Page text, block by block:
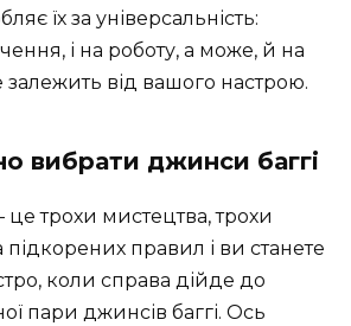
їх за універсальність:
і на роботу, а може, й на
залежить від вашого настрою.
вибрати джинси баггі
це трохи мистецтва, трохи
підкорених правил і ви станете
коли справа дійде до
пари джинсів баггі. Ось